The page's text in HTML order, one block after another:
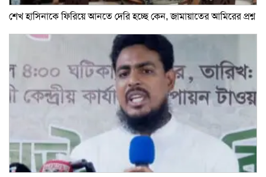
শেখ হাসিনাকে ফিরিয়ে আনতে দেরি হচ্ছে কেন, জামায়াতের আমিরের প্রশ্ন